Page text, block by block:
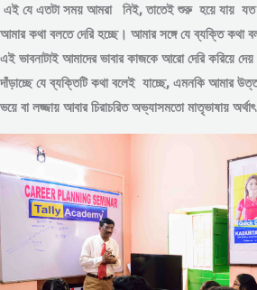
এই যে এতটা সময় আমরা নিই, তাতেই শুরু হয়ে যায় যত
আমার কথা বলতে দেরি হচ্ছে। আমার সঙ্গে যে ব্যক্তি কথা
এই ভাবনাটাই আমাদের ভাবার কাজকে আরো দেরি করিয়ে
দাঁড়াচ্ছে যে ব্যক্তিটি কথা বলেই যাচ্ছে, এমনকি আমার
ভয়ে বা লজ্জায় আবার চিরাচরিত অভ্যাসমতো মাতৃভাষায়